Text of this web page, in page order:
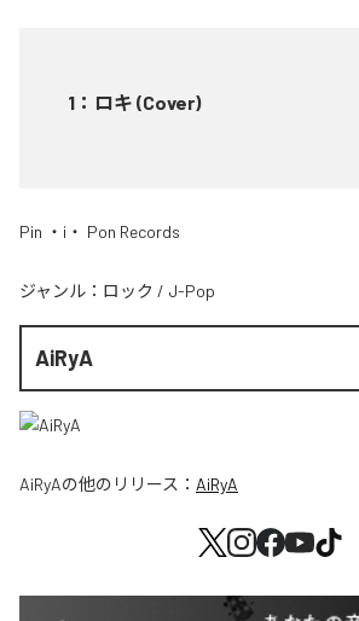
1 ： ロキ (Cover)
Pin ・i・ Pon Records
ジャンル： ロック / J-Pop
AiRyA
AiRyAの他のリリース： AiRyA